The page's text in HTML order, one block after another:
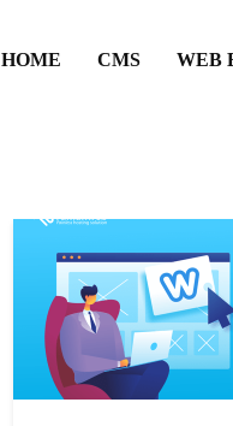
HOME CMS WEB